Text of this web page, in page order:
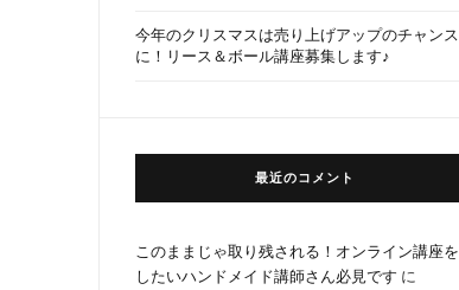
今年のクリスマスは売り上げアップのチャンス
に！リース＆ボール講座募集します♪
最近のコメント
このままじゃ取り残される！オンライン講座を
したいハンドメイド講師さん必見です に